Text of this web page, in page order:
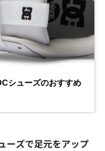
ーズで足元をアップ